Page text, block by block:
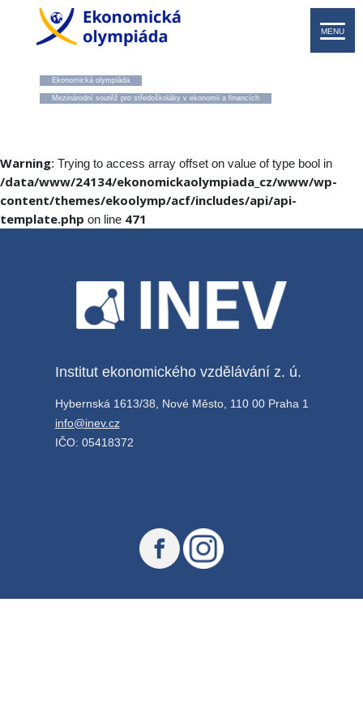
MENU
Ekonomická olympiáda
Mezinárodní soutěž pro středoškoláky v ekonomii a financích
Warning: Trying to access array offset on value of type bool in
/data/www/24134/ekonomickaolympiada_cz/www/wp-
content/themes/ekoolymp/acf/includes/api/api-
template.php on line 471
Institut ekonomického vzdělávání z. ú.
Hybernská 1613/38, Nové Město, 110 00 Praha 1
info@inev.cz
IČO: 05418372